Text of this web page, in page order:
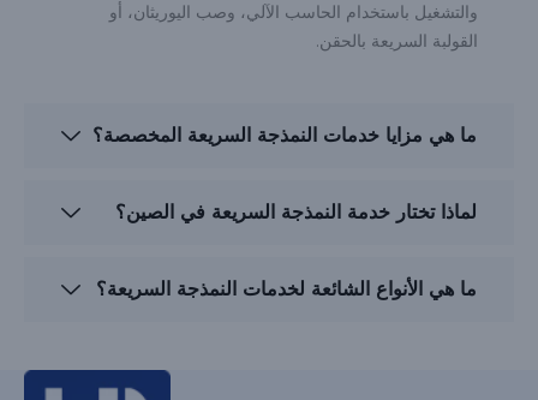
والتشغيل باستخدام الحاسب الآلي، وصب اليوريثان، أو
القولبة السريعة بالحقن.
ما هي مزايا خدمات النمذجة السريعة المخصصة؟
لماذا تختار خدمة النمذجة السريعة في الصين؟
ما هي الأنواع الشائعة لخدمات النمذجة السريعة؟